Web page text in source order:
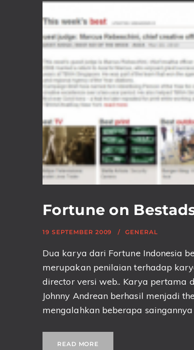
Fortune on
19 SEPTEMBER 2009 GENERAL
Dua karya dari Fortune Indonesia
merupakan penilaian terhadap
director versi web.. Karya pertama
Johnny Andrean berhasil menjadi
mengalahkan beberapa
READ MORE